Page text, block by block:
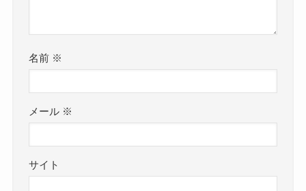
名前 ※
メール ※
サイト